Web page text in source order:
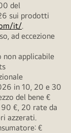
del
sui prodotti
it/.
ad eccezione
non applicabile
in 10, 20 e 30
del bene €
90 €, 20 rate da
azzerati.
€